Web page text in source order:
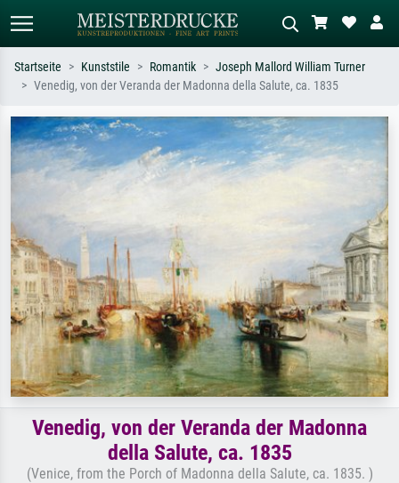
Suchen Sie nach Künstlern, Werktiteln
oder Stilen – z.B. Monet,
Sternennacht, Impressionismus, Welle
Hokusai, Akt.
Beschreiben Sie die Szene – z.B. Grüne
Wiese, Abstrakt mit viel Rot, Dunkles
Ölgemälde, Stehender Akt neben einem
Startseite Kunststile Romantik
Joseph Mallord William Turner
Venedig, von der Veranda der Madonna della Salute, ca. 1835
Venedig, von der Veranda der Madonna
della Salute, ca. 1835
(Venice, from the Porch of Madonna della Salute, ca. 1835. )